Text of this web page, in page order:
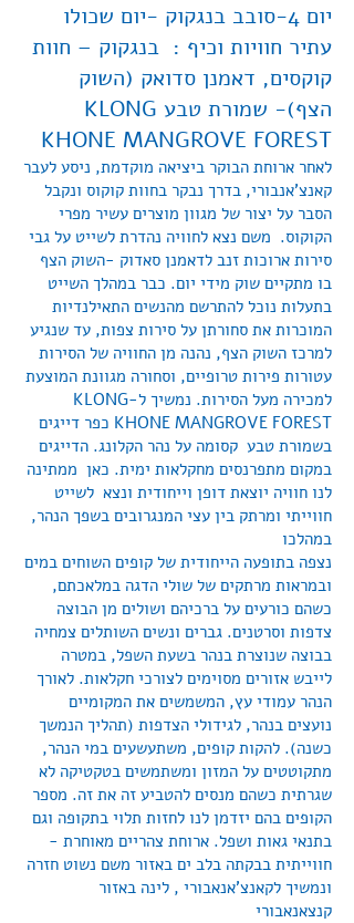
יום 4-סובב בנגקוק -יום שכולו
עתיר חוויות וכיף : בנגקוק – חוות
קוקסים, דאמנן סדואק (השוק
הצף)- שמורת טבע KLONG
KHONE MANGROVE FOREST
לאחר ארוחת הבוקר ביציאה מוקדמת, ניסע לעבר
קאנצ'אנבורי, בדרך נבקר בחוות קוקוס ונקבל
הסבר על יצור של מגוון מוצרים עשיר מפרי
הקוקוס. משם נצא לחוויה נהדרת לשייט על גבי
סירות ארוכות זנב לדאמנן סאדוק -השוק הצף
בו מתקיים שוק מידי יום. כבר במהלך השייט
בתעלות נוכל להתרשם מהנשים התאילנדיות
המוכרות את סחורתן על סירות צפות, עד שנגיע
למרכז השוק הצף, נהנה מן החוויה של הסירות
עטורות פירות טרופיים, וסחורה מגוונת המוצעת
למכירה מעל הסירות. נמשיך ל-KLONG
KHONE MANGROVE FOREST כפר דייגים
בשמורת טבע קסומה על נהר הקלונג. הדייגים
במקום מתפרנסים מחקלאות ימית. כאן ממתינה
לנו חוויה יוצאת דופן וייחודית ונצא לשייט
חווייתי ומרתק בין עצי המנגרובים בשפך הנהר,
במהלכו
נצפה בתופעה הייחודית של קופים השוחים במים
ובמראות מרתקים של שולי הדגה במלאכתם,
כשהם כורעים על ברכיהם ושולים מן הבוצה
צדפות וסרטנים. גברים ונשים השותלים צמחיה
בבוצה שנוצרת בנהר בשעת השפל, במטרה
לייבש אזורים מסוימים לצורכי חקלאות. לאורך
הנהר עמודי עץ, המשמשים את המקומיים
נועצים בנהר, לגידולי הצדפות (תהליך הנמשך
כשנה). להקות קופים, משתעשעים במי הנהר,
מתקוטטים על המזון ומשתמשים בטקטיקה לא
שגרתית כשהם מנסים להטביע זה את זה. מספר
הקופים בהם יזדמן לנו לחזות תלוי בתקופה וגם
בתנאי גאות ושפל. ארוחת צהריים מאוחרת -
חווייתית בבקתה בלב ים באזור משם נשוט חזרה
ונמשיך לקאנצ'אנאבורי , לינה באזור
קנצאנאבורי